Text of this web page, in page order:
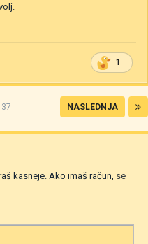
1
NASLEDNJA
kasneje. Ako imaš račun, se